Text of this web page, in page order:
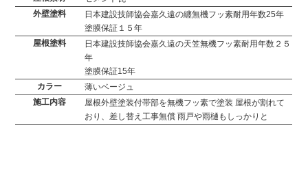
外壁塗料
日本建設技師協会嘉久遠の纏無機フッ素耐用年数25年
塗膜保証１５年
屋根塗料
日本建設技師協会嘉久遠の天笠無機フッ素耐用年数２５
年
塗膜保証15年
カラー
薄いベージュ
施工内容
屋根外壁塗装付帯部を無機フッ素で塗装 屋根が割れて
おり、差し替え工事無償 雨戸や雨樋もしっかりと